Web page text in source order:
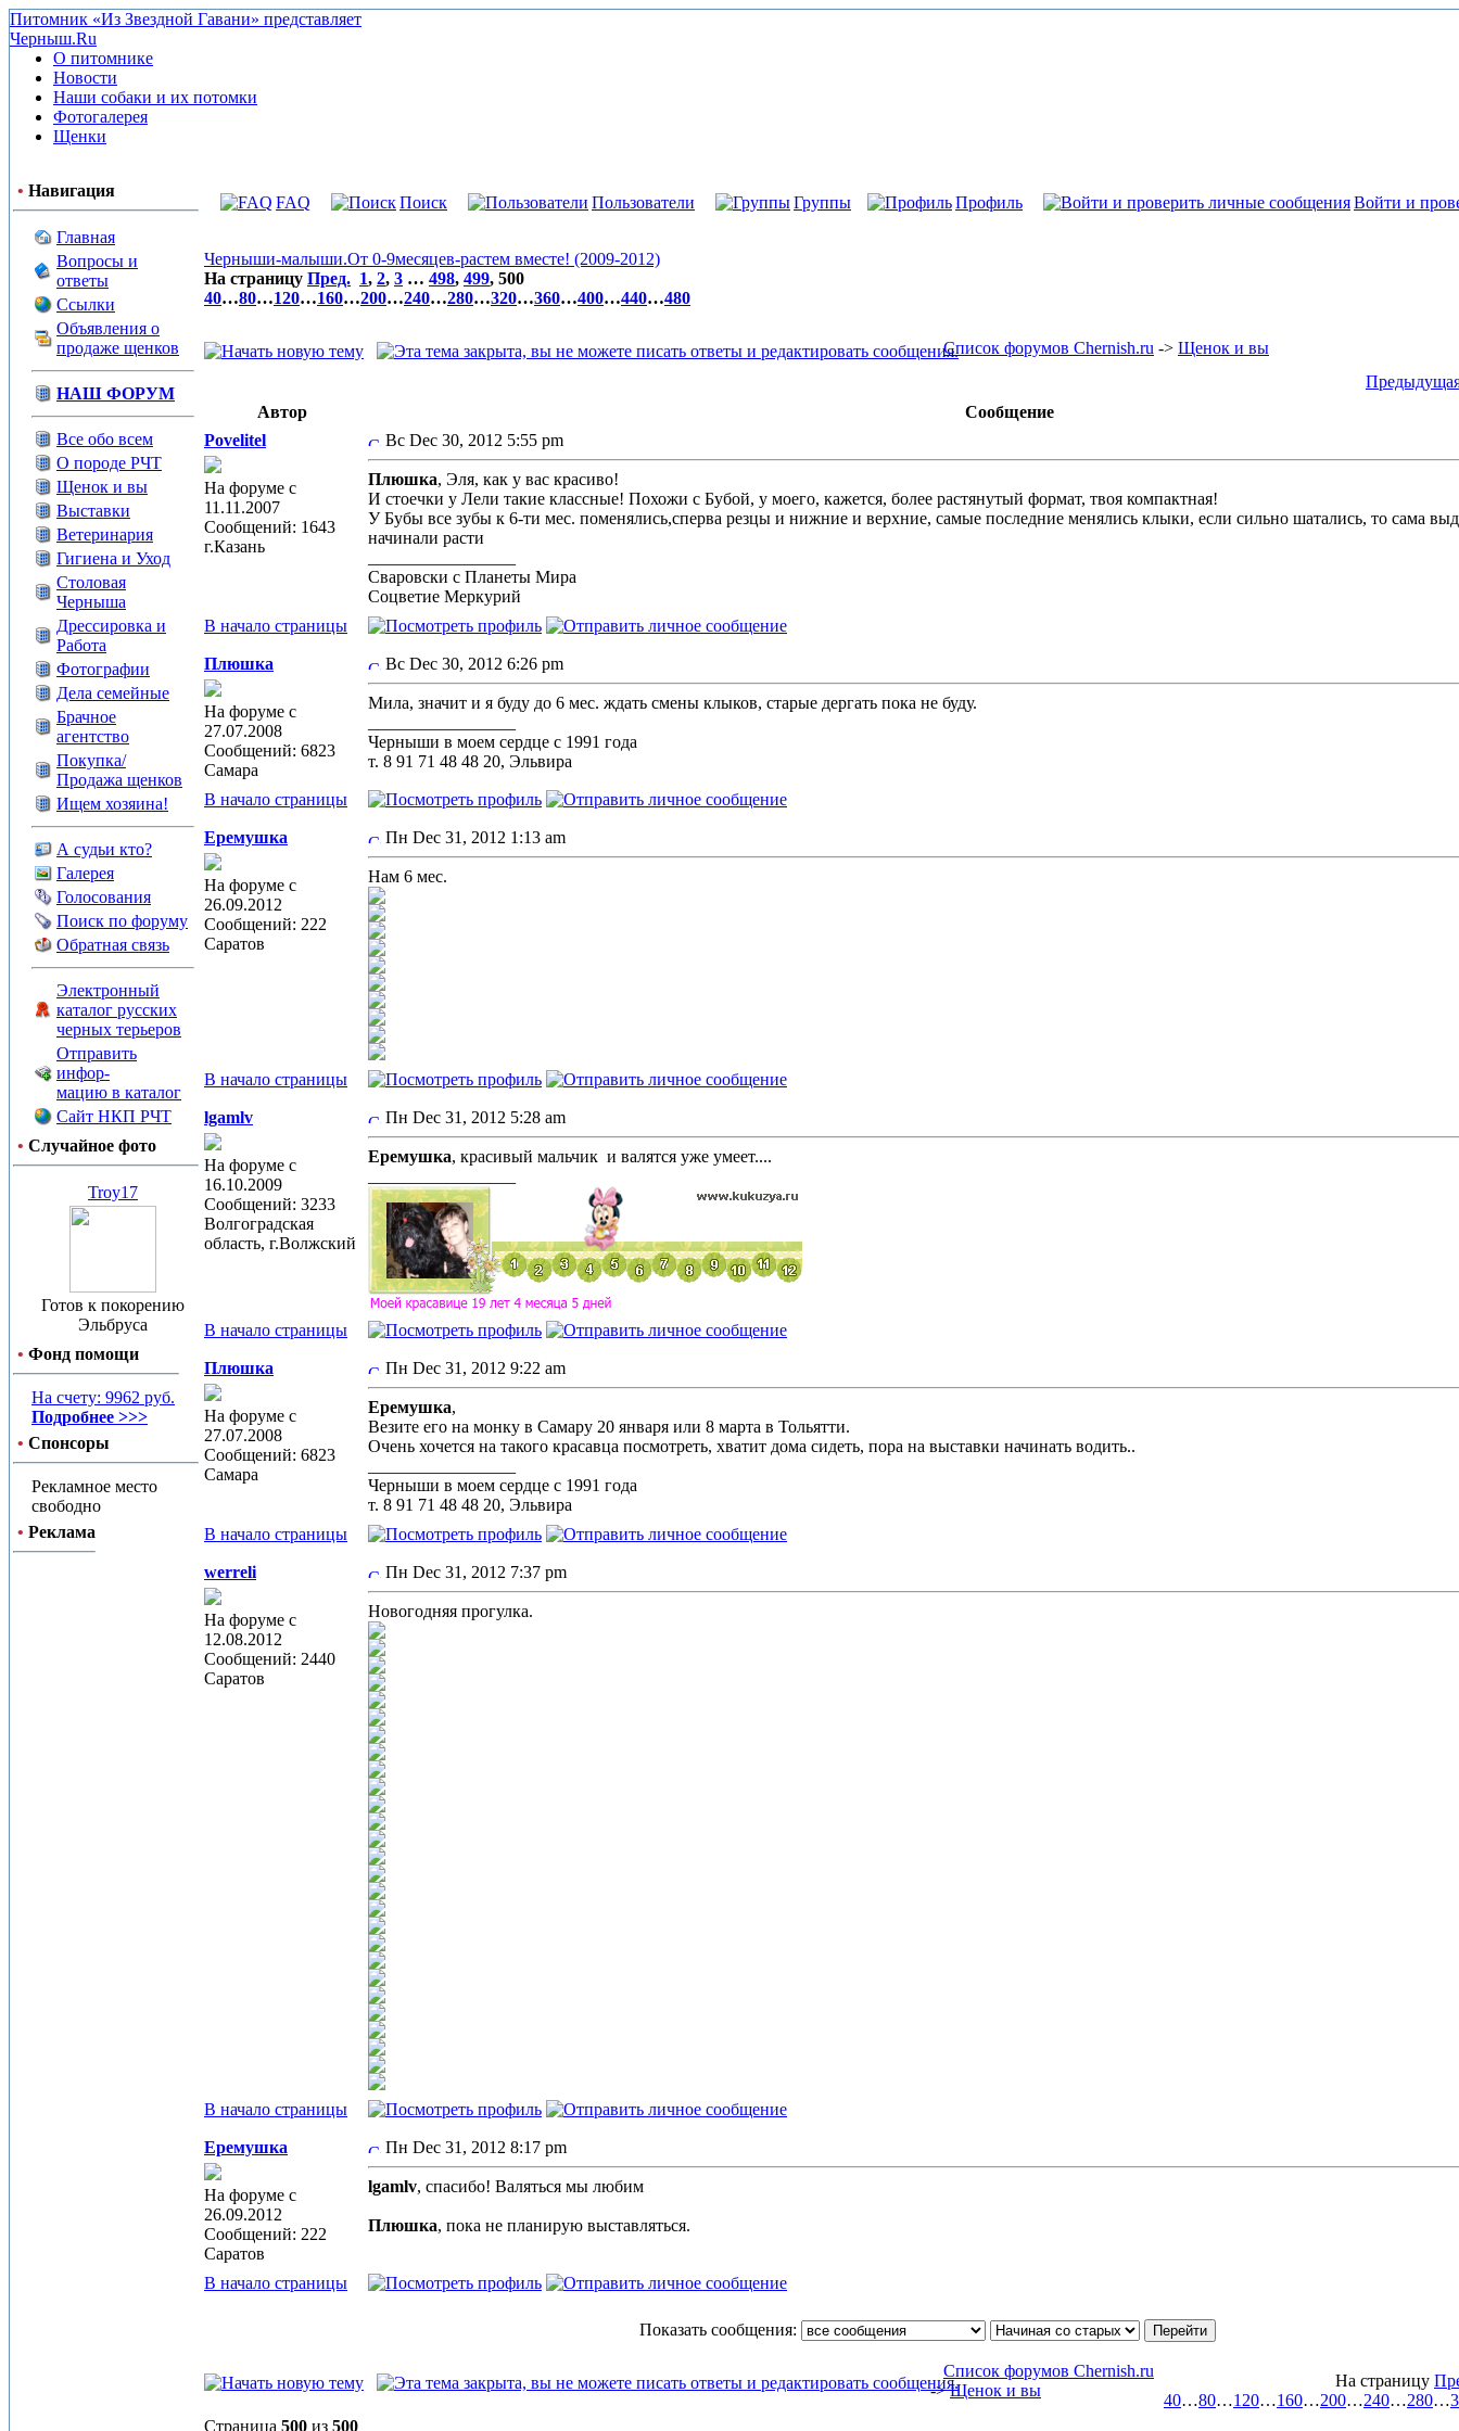
Питомник «Из Звездной Гавани» представляет
Черныш.Ru
О питомнике
Новости
Наши собаки и их потомки
Фотогалерея
Щенки
• Навигация
Главная
Вопросы и
ответы
Ссылки
Объявления о
продаже щенков
НАШ ФОРУМ
Все обо всем
О породе РЧТ
Щенок и вы
Выставки
Ветеринария
Гигиена и Уход
Столовая
Черныша
Дрессировка и
Работа
Фотографии
Дела семейные
Брачное
агентство
Покупка/
Продажа щенков
Ищем хозяина!
А судьи кто?
Галерея
Голосования
Поиск по форуму
Обратная связь
Электронный
каталог русских
черных терьеров
Отправить
инфор-
мацию в каталог
Сайт НКП РЧТ
• Случайное фото
Troy17
Готов к покорению
Эльбруса
• Фонд помощи
На счету: 9962 руб.
Подробнее >>>
• Спонсоры
Рекламное место
свободно
• Реклама
FAQ Поиск Пользователи Группы Профиль Войти и
Черныши-малыши.От 0-9месяцев-растем вместе! (2009-2012)
На страницу Пред. 1, 2, 3 … 498, 499, 500
40…80…120…160…200…240…280…320…360…400…440…480
Список форумов Chernish.ru -> Щенок и вы
Автор
Сообщение
Povelitel
На форуме с
11.11.2007
Сообщений: 1643
г.Казань
Вс Dec 30, 2012 5:55 pm
Плюшка, Эля, как у вас красиво!
И стоечки у Лели такие классные! Похожи с Бубой, у моего, кажется, более растянутый формат, твоя компактная!
У Бубы все зубы к 6-ти мес. поменялись,сперва резцы и нижние и верхние, самые последние менялись клыки, если сильно шатались, то сама
начинали расти
Сваровски с Планеты Мира
Соцветие Меркурий
В начало страницы
Плюшка
На форуме с
27.07.2008
Сообщений: 6823
Самара
Вс Dec 30, 2012 6:26 pm
Мила, значит и я буду до 6 мес. ждать смены клыков, старые дергать пока не буду.
Черныши в моем сердце с 1991 года
т. 8 91 71 48 48 20, Эльвира
В начало страницы
Еремушка
На форуме с
26.09.2012
Сообщений: 222
Саратов
Пн Dec 31, 2012 1:13 am
Нам 6 мес.
В начало страницы
lgamlv
На форуме с
16.10.2009
Сообщений: 3233
Волгоградская
область, г.Волжский
Пн Dec 31, 2012 5:28 am
Еремушка, красивый мальчик и валятся уже умеет....
В начало страницы
Плюшка
На форуме с
27.07.2008
Сообщений: 6823
Самара
Пн Dec 31, 2012 9:22 am
Еремушка,
Везите его на монку в Самару 20 января или 8 марта в Тольятти.
Очень хочется на такого красавца посмотреть, хватит дома сидеть, пора на выставки начинать водить..
Черныши в моем сердце с 1991 года
т. 8 91 71 48 48 20, Эльвира
В начало страницы
werreli
На форуме с
12.08.2012
Сообщений: 2440
Саратов
Пн Dec 31, 2012 7:37 pm
Новогодняя прогулка.
В начало страницы
Еремушка
На форуме с
26.09.2012
Сообщений: 222
Саратов
Пн Dec 31, 2012 8:17 pm
lgamlv, спасибо! Валяться мы любим
Плюшка, пока не планирую выставляться.
В начало страницы
Показать сообщения:
Список форумов Chernish.ru
->Щенок и вы
На страницу
40…80…120…160…200…240…280…
Страница 500 из 500